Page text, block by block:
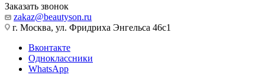
Заказать звонок
zakaz@beautyson.ru
г. Москва, ул. Фридриха Энгельса 46с1
Вконтакте
Одноклассники
WhatsApp